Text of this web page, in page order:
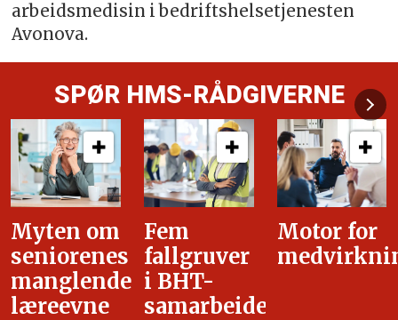
arbeidsmedisin i bedriftshelsetjenesten
Avonova.
SPØR HMS-RÅDGIVERNE
Fem
fallgruver
i BHT-
samarbeidet
Motor for
medvirkning
i